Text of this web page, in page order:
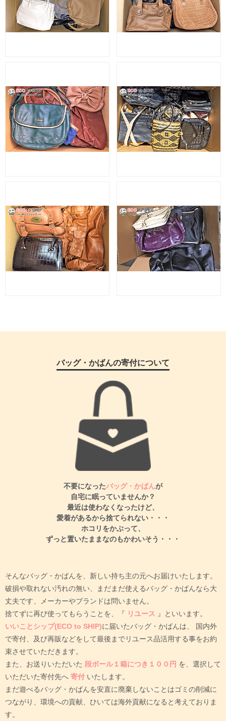
バッグ・かばんの寄付について
不要になったバッグ・かばんが
自宅に眠っていませんか？
最近は使わなくなったけど、
愛着があるから捨てられない・・・
ホコリをかぶって、
ずっと置いたままなのもかわいそう・・・
そんなバッグ・かばんを、新しい持ち主の元へお届けいたします。
破損や取れない汚れの無い、まだまだ使えるバッグ・かばんなら大
丈夫です、メーカーやブランドは問いません。
捨てずに再び使ってもらうことを、『 リユース 』といいます。
いいことシップ(ECO to SHIP)に届いたバッグ・かばんは、
国内外
で寄付、及び再販などをして最後までリユース品活用する事をお約
束させていただきます。
また、お送りいただいた 段ボール１箱につき１００円 を、選択して
いただいた寄付先へ 寄付 いたします。
まだ遊べるバッグ・かばんを安直に廃棄しないことはゴミの削減に
つながり、環境への貢献、ひいては海外貢献になると考えておりま
す。